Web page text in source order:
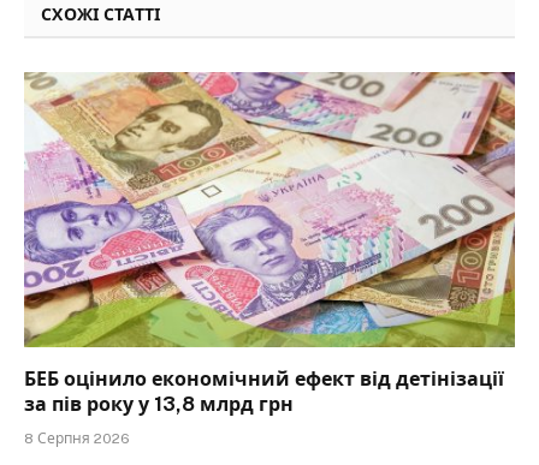
СХОЖІ СТАТТІ
БЕБ оцінило економічний ефект від детінізації
за пів року у 13,8 млрд грн
8 Серпня 2026